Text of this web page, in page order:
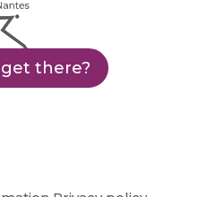
there?